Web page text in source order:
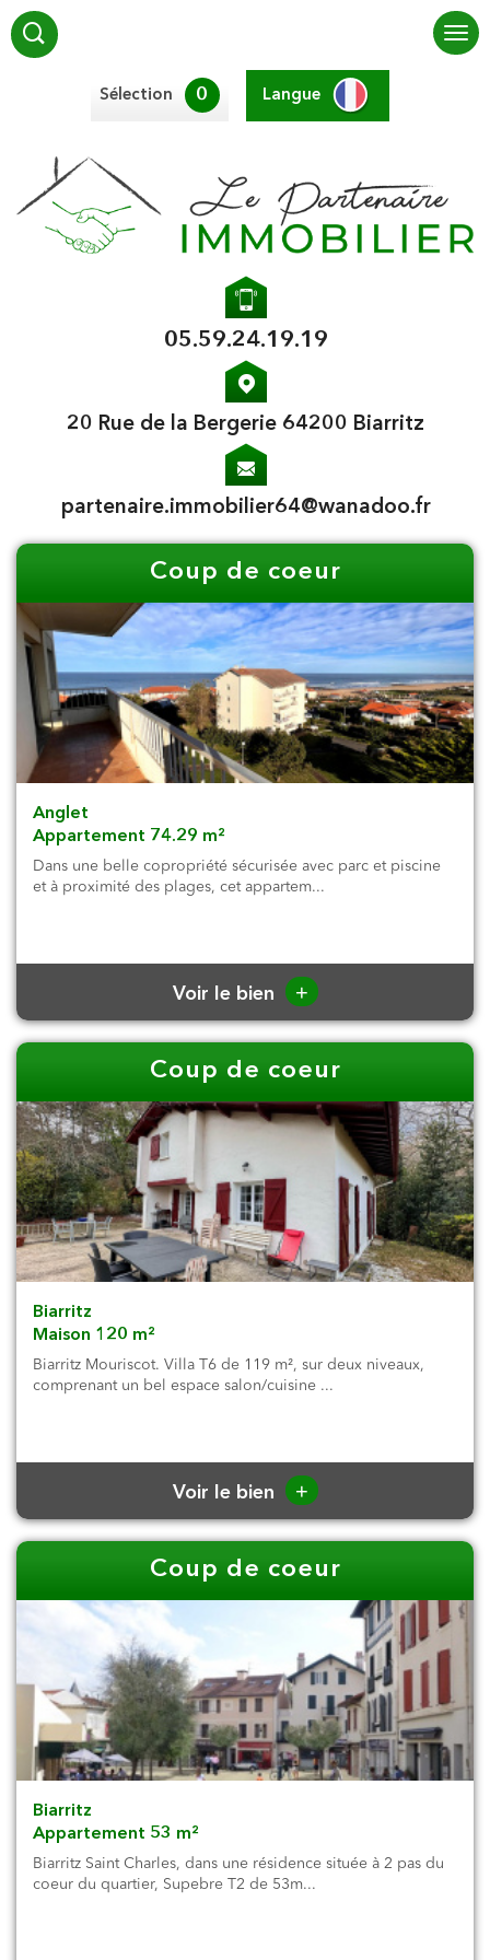
Sélection 0 Langue
05.59.24.19.19
20 Rue de la Bergerie 64200 Biarritz
partenaire.immobilier64@wanadoo.fr
Coup de coeur
Anglet
Appartement 74.29 m²
Dans une belle copropriété sécurisée avec parc et piscine
et à proximité des plages, cet appartem...
Voir le bien +
Coup de coeur
Biarritz
Maison 120 m²
Biarritz Mouriscot. Villa T6 de 119 m², sur deux niveaux,
comprenant un bel espace salon/cuisine ...
Voir le bien +
Coup de coeur
Biarritz
Appartement 53 m²
Biarritz Saint Charles, dans une résidence située à 2 pas du
coeur du quartier, Supebre T2 de 53m...